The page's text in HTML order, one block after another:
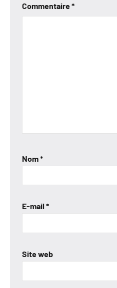
Commentaire*
Nom*
E-mail *
Site web